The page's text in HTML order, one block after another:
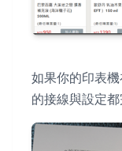
如果你的印表
的接線與設定都